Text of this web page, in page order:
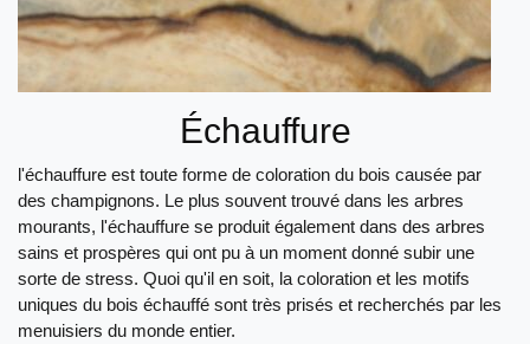
Échauffure
l'échauffure est toute forme de coloration du bois causée par
des champignons. Le plus souvent trouvé dans les arbres
mourants, l'échauffure se produit également dans des arbres
sains et prospères qui ont pu à un moment donné subir une
sorte de stress. Quoi qu'il en soit, la coloration et les motifs
uniques du bois échauffé sont très prisés et recherchés par les
menuisiers du monde entier.